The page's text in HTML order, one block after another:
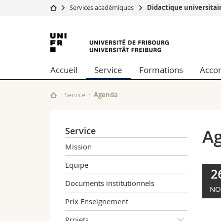
Université
Recherche
Université
Formation continue
Sciences
Lettres et
Services académiques Didactique
Université
de
Fribourg
Accueil Service Formations
Service Agenda
Service
Mission
Equipe
Documents institutionnels
Prix Enseignement